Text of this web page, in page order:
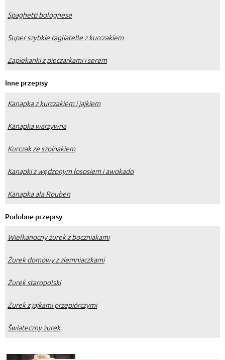
Spaghetti bolognese
Super szybkie tagliatelle z kurczakiem
Zapiekanki z pieczarkami i serem
Inne przepisy
Kanapka z kurczakiem i jajkiem
Kanapka warzywna
Kurczak ze szpinakiem
Kanapki z wędzonym łososiem i awokado
Kanapka ala Rouben
Podobne przepisy
Wielkanocny żurek z boczniakami
Żurek domowy z ziemniaczkami
Żurek staropolski
Żurek z jajkami przepiórczymi
Świateczny żurek